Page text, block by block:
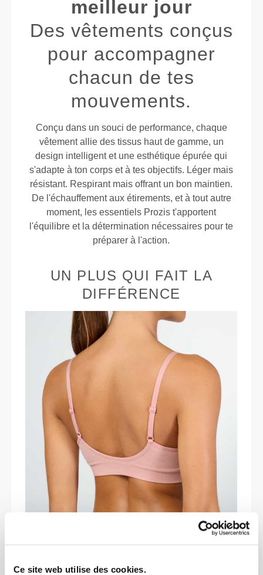
Ce site web utilise des cookies.
meilleur jour
Des vêtements conçus
pour accompagner
chacun de tes
mouvements.
Conçu dans un souci de performance, chaque
vêtement allie des tissus haut de gamme, un
design intelligent et une esthétique épurée qui
s'adapte à ton corps et à tes objectifs. Léger mais
résistant. Respirant mais offrant un bon maintien.
De l'échauffement aux étirements, et à tout autre
moment, les essentiels Prozis t'apportent
l'équilibre et la détermination nécessaires pour te
préparer à l'action.
UN PLUS QUI FAIT LA
DIFFÉRENCE